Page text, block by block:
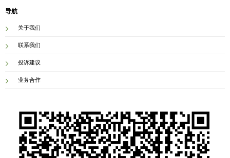
导航
关于我们
联系我们
投诉建议
业务合作